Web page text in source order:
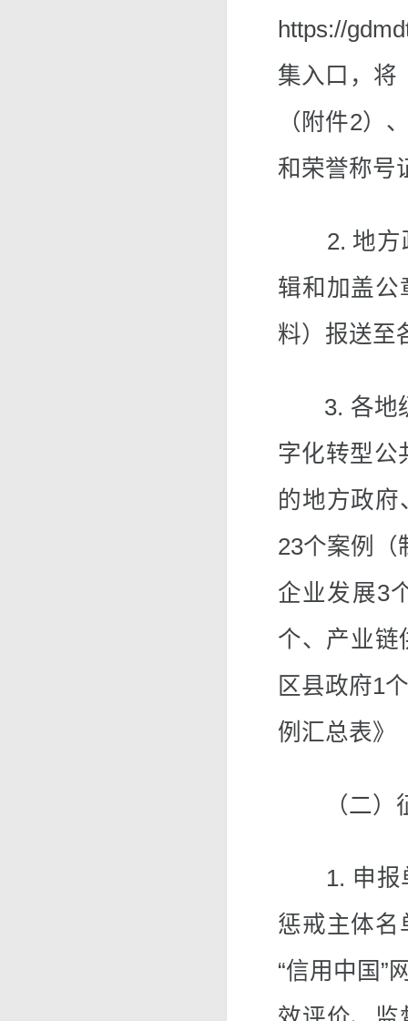
https://
集入口，将
（附件2）
和荣誉称号
2. 地方政
辑和加盖公
料）报送至
3. 各地级
字化转型公
的地方政
23个案例（
企业发展3
个、产业链
区县政府1
例汇总表》
（二）
1. 申报单
惩戒主体名
“信用中国”